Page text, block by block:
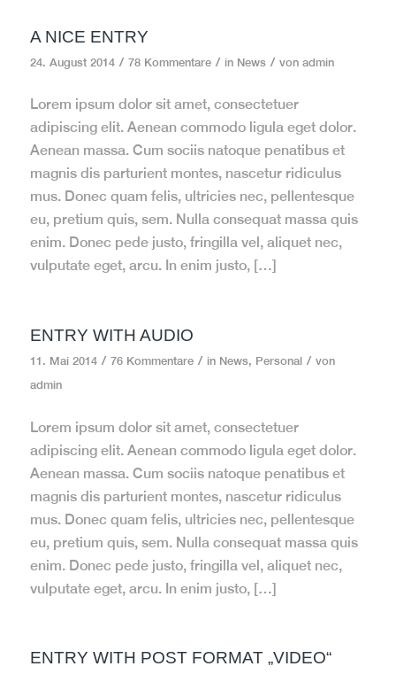
A NICE ENTRY
24. August 2014 / 78 Kommentare / in News / von admin
Lorem ipsum dolor sit amet, consectetuer
adipiscing elit. Aenean commodo ligula eget dolor.
Aenean massa. Cum sociis natoque penatibus et
magnis dis parturient montes, nascetur ridiculus
mus. Donec quam felis, ultricies nec, pellentesque
eu, pretium quis, sem. Nulla consequat massa quis
enim. Donec pede justo, fringilla vel, aliquet nec,
vulputate eget, arcu. In enim justo, […]
ENTRY WITH AUDIO
11. Mai 2014 / 76 Kommentare / in News, Personal / von
admin
Lorem ipsum dolor sit amet, consectetuer
adipiscing elit. Aenean commodo ligula eget dolor.
Aenean massa. Cum sociis natoque penatibus et
magnis dis parturient montes, nascetur ridiculus
mus. Donec quam felis, ultricies nec, pellentesque
eu, pretium quis, sem. Nulla consequat massa quis
enim. Donec pede justo, fringilla vel, aliquet nec,
vulputate eget, arcu. In enim justo, […]
ENTRY WITH POST FORMAT „VIDEO“